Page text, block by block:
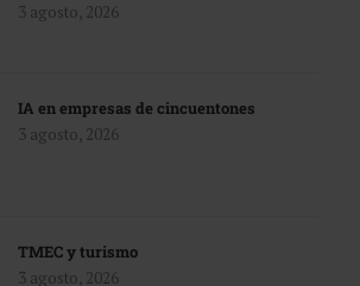
3 agosto, 2026
IA en empresas de cincuentones
3 agosto, 2026
TMEC y turismo
3 agosto, 2026